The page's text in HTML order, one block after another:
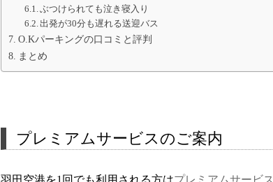
ぶつけられても泣き寝入り
出発が30分も遅れる送迎バス
O.Kパーキングの口コミと評判
まとめ
プレミアムサービスのご案内